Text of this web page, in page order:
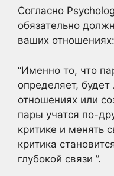
Согласно
обязательно
ваших отношениях:
“Именно то, что
определяет, будет
отношениях или
пары учатся по-
критике и менять
критика
глубокой связи ”.